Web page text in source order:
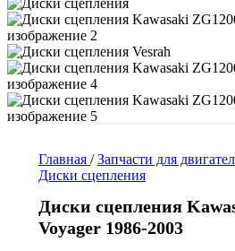
Главная / Запчасти для
Диски сцепления
Диски сцепления
Voyager 1986-2003